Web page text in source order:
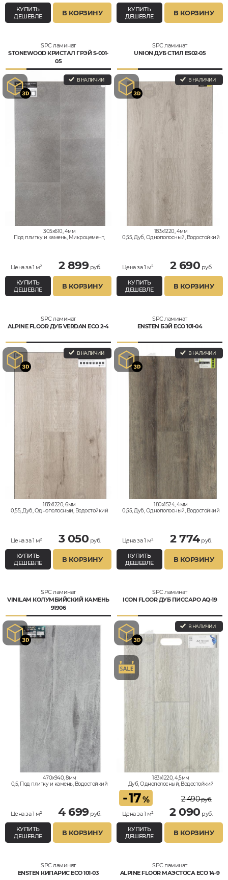
КУПИТЬ
ДЕШЕВЛЕ
В КОРЗИНУ
КУПИТЬ
ДЕШЕВЛЕ
В КОРЗИНУ
SPC ламинат
STONEWOOD КРИСТАЛ ГРЭЙ S-001-
05
В НАЛИЧИИ
305x610, 4мм
Под плитку и камень, Микроцемент,
Цена за 1 м² 2 899руб.
КУПИТЬ
ДЕШЕВЛЕ
В КОРЗИНУ
SPC ламинат
UNION ДУБ СТИЛ ES02-05
В НАЛИЧИИ
183x1220, 4мм
0,55, Дуб, Однополосный, Водостойкий
Цена за 1 м² 2 690 руб.
КУПИТЬ
ДЕШЕВЛЕ
В КОРЗИНУ
SPC ламинат
ALPINE FLOOR ДУБ VERDAN ECO 2-4
В НАЛИЧИИ
183x1220, 6мм
0,55, Дуб, Однополосный, Водостойкий
Цена за 1 м² 3 050 руб.
КУПИТЬ
ДЕШЕВЛЕ
В КОРЗИНУ
SPC ламинат
ENSTEN БЭЙ ECO 101-04
В НАЛИЧИИ
180x1524, 4мм
0,55, Дуб, Однополосный, Водостойкий
Цена за 1 м² 2 774руб.
КУПИТЬ
ДЕШЕВЛЕ
В КОРЗИНУ
SPC ламинат
VINILAM КОЛУМБИЙСКИЙ КАМЕНЬ
91906
470x940, 8мм
0,5, Под плитку и камень, Водостойкий
Цена за 1 м² 4 699руб.
КУПИТЬ
ДЕШЕВЛЕ
В КОРЗИНУ
SPC ламинат
ICON FLOOR ДУБ ПИССАРО AQ-19
В НАЛИЧИИ
183x1220, 4,5мм
Дуб, Однополосный, Водостойкий
-17%
Цена за 1 м²
2 490руб.
2 090 руб.
КУПИТЬ
ДЕШЕВЛЕ
В КОРЗИНУ
SPC ламинат
ENSTEN КИПАРИС ECO 101-03
SPC ламинат
ALPINE FLOOR МАЭСТОСА ECO 14-9